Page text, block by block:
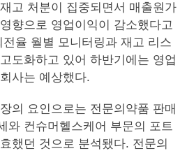
고 처분이 집중되면서 매출원가
향으로 영업이익이 감소했다고
율 월별 모니터링과 재고 리스
도화하고 있어 하반기에는 영업
사는 예상했다.
의 요인으로는 전문의약품 판매
와 컨슈머헬스케어 부문의 포트
했던 것으로 분석됐다. 전문의